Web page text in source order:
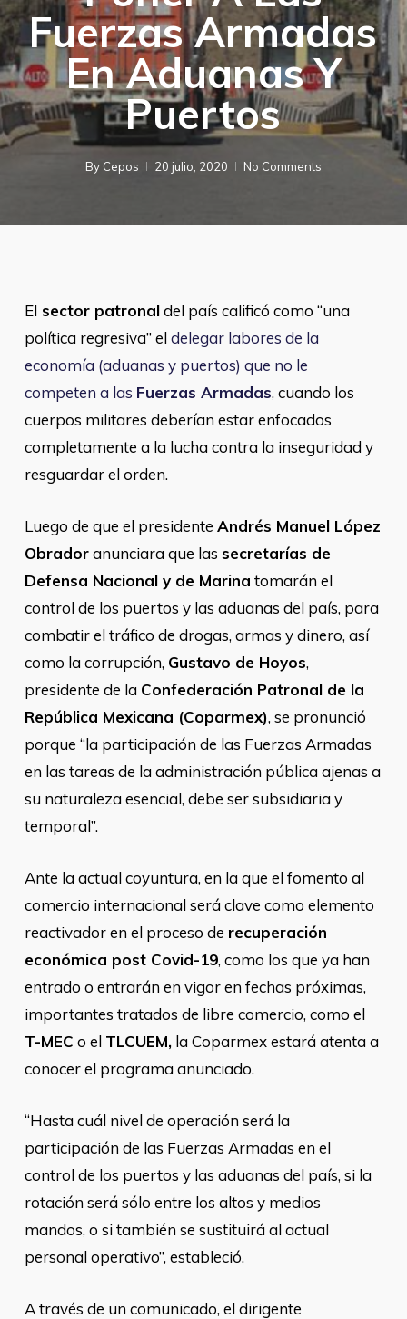
Fuerzas Armadas
En Aduanas Y
Puertos
By Cepos 20 julio, 2020 No Comments
Elsector patronaldel país calificó como “una
política regresiva” eldelegar labores de la
economía (aduanas y puertos) que no le
competen a las Fuerzas Armadas, cuando los
cuerpos militares deberían estar enfocados
completamente a la lucha contra la inseguridad y
resguardar el orden.
Luego de que el presidente Andrés Manuel López
Obradoranunciara que las secretarías de
Defensa Nacional y de Marina tomarán el
control de los puertos y las aduanas del país, para
combatir el tráfico de drogas, armas y dinero, así
como la corrupción, Gustavo de Hoyos,
presidente de la Confederación Patronal de la
República Mexicana (Coparmex), se pronunció
porque “la participación de las Fuerzas Armadas
en las tareas de la administración pública ajenas a
su naturaleza esencial, debe ser subsidiaria y
temporal”.
Ante la actual coyuntura, en la que el fomento al
comercio internacional será clave como elemento
reactivador en el proceso de recuperación
económica post Covid-19, como los que ya han
entrado o entrarán en vigor en fechas próximas,
importantes tratados de libre comercio, como el
T-MEC o el TLCUEM,la Coparmex estará atenta a
conocer el programa anunciado.
“Hasta cuál nivel de operación será la
participación de las Fuerzas Armadas en el
control de los puertos y las aduanas del país, si la
rotación será sólo entre los altos y medios
mandos, o si también se sustituirá al actual
personal operativo”, estableció.
A través de un comunicado, el dirigente